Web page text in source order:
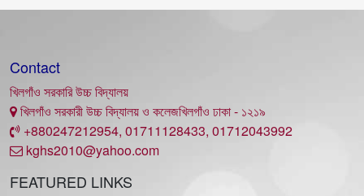
Contact
খিলগাঁও সরকারি উচ্চ বিদ্যালয়
খিলগাঁও সরকারী উচ্চ বিদ্যালয় ও কলেজখিলগাঁও ঢাকা - ১২১৯
+880247212954, 01711128433, 01712043992
kghs2010@yahoo.com
FEATURED LINKS